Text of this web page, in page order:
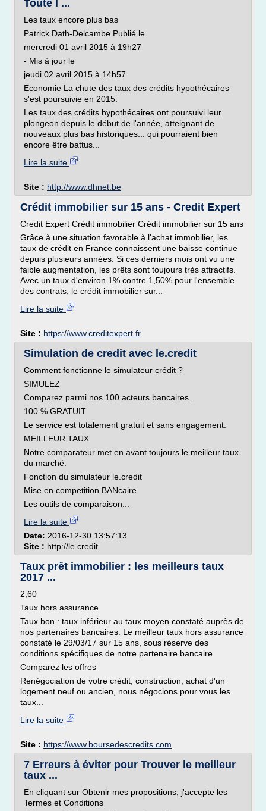
Toute l ...
Les taux encore plus bas
Patrick Dath-Delcambe Publié le
mercredi 01 avril 2015 à 19h27
- Mis à jour le
jeudi 02 avril 2015 à 14h57
Economie La chute des taux des crédits hypothécaires
s'est poursuivie en 2015.
Les taux des crédits hypothécaires ont poursuivi leur
plongeon depuis le début de l'année, atteignant de
nouveaux plus bas historiques... qui pourraient bien
encore être battus...
Lire la suite
Site : http://www.dhnet.be
Crédit immobilier sur 15 ans - Credit Expert
Credit Expert Crédit immobilier Crédit immobilier sur 15 ans
Grâce à une situation favorable à l'achat immobilier, les
taux de crédit en France connaissent une baisse continue
depuis plusieurs années. Si ces derniers mois ont vu une
faible augmentation, les prêts sont toujours très attractifs.
Avec un taux d'environ 1% contre 1,50% pour l'ensemble
des contrats, le crédit immobilier sur...
Lire la suite
Site : https://www.creditexpert.fr
Simulation de credit avec le.credit
Comment fonctionne le simulateur crédit ?
SIMULEZ
Comparez parmi nos 100 acteurs bancaires.
100 % GRATUIT
Le service est totalement gratuit et sans engagement.
MEILLEUR TAUX
Notre comparateur met en avant toujours le meilleur taux
du marché.
Fonction du simulateur le.credit
Mise en competition BANcaire
Les outils de comparaison...
Lire la suite
Date: 2016-12-30 13:57:13
Site : http://le.credit
Taux prêt immobilier : les meilleurs taux
2017 ...
2,60
Taux hors assurance
Taux bon : taux inférieur au taux moyen constaté auprès de
nos partenaires bancaires. Le meilleur taux hors assurance
constaté le 29/03/17 sur 15 ans, sous réserve des
conditions spécifiques de notre partenaire bancaire
Comparez les offres
Renégociation de votre crédit, construction, achat d'un
logement neuf ou ancien, nous négocions pour vous les
taux...
Lire la suite
Site : https://www.boursedescredits.com
7 Erreurs à éviter pour Trouver le meilleur
taux ...
En cliquant sur Obtenir mes propositions, j'accepte les
Termes et Conditions